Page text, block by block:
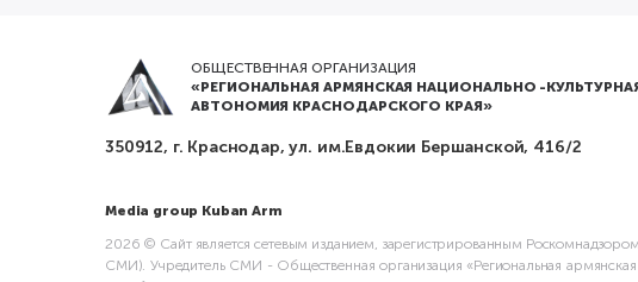
ОБЩЕСТВЕННАЯ ОРГАНИЗАЦИЯ
«РЕГИОНАЛЬНАЯ АРМЯНСКАЯ НАЦИОНАЛЬНО -
АВТОНОМИЯ КРАСНОДАРСКОГО КРАЯ»
350912, г. Краснодар, ул. им.Евдокии Бершанской, 416/2
Media group Kuban Arm
2026 © Сайт является сетевым изданием, зарегистрированным
СМИ). Учредитель СМИ - Общественная организация «Региональная